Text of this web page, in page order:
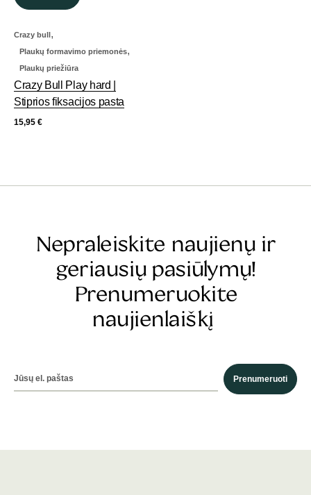
Crazy bull,
Plaukų formavimo priemonės,
Plaukų priežiūra
Crazy Bull Play hard |
Stiprios fiksacijos pasta
15,95 €
Nepraleiskite naujienų ir
geriausių pasiūlymų!
Prenumeruokite
naujienlaiškį
Prenumeruoti